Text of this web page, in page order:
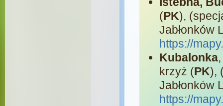
(PK),
Jabłonków
https://
Kubalonka
krzyż (PK),
Jabłonków
https://